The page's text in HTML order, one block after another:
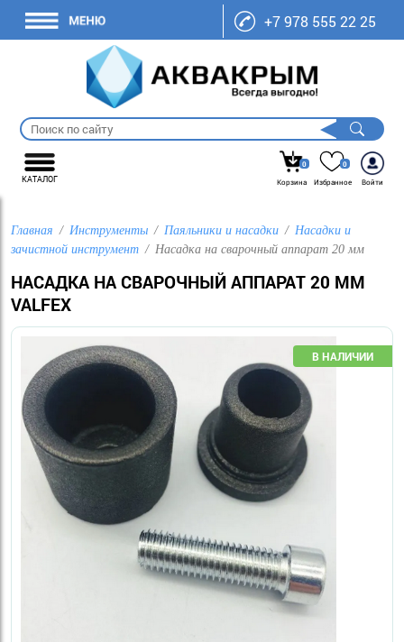
+7 978 555 22 25
КАТАЛОГ
0
Корзина
0
Избранное
Войти
Главная Инструменты Паяльники и насадки
Насадки и
зачистной инструмент
Насадка на сварочный аппарат 20 мм
НАСАДКА НА СВАРОЧНЫЙ АППАРАТ 20 ММ
VALFEX